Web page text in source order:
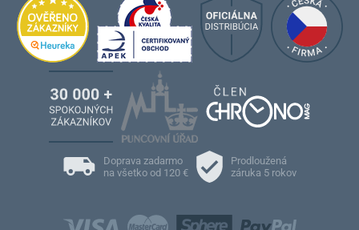
Doprava zadarmo
na všetko od 120 €
Prodloužená
záruka 5 rokov